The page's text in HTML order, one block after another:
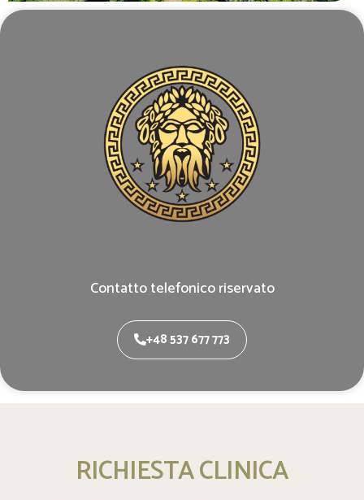
Contatto telefonico riservato
+48 537 677 773
RICHIESTA CLINICA